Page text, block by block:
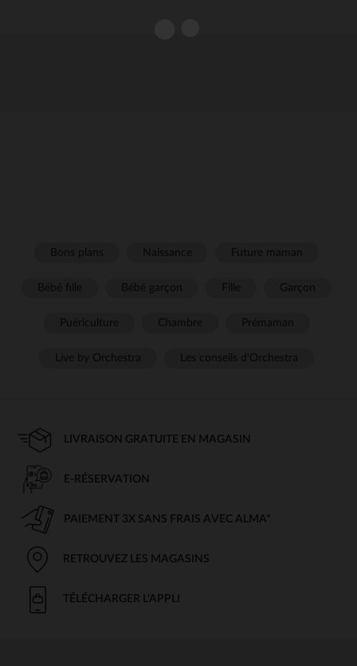
LIVRAISON GRATUITE EN MAGASIN
E-RÉSERVATION
PAIEMENT 3X SANS FRAIS AVEC ALMA*
RETROUVEZ LES MAGASINS
TÉLÉCHARGER L'APPLI